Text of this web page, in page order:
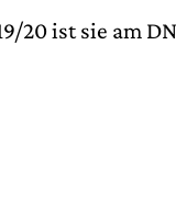
20 ist sie am